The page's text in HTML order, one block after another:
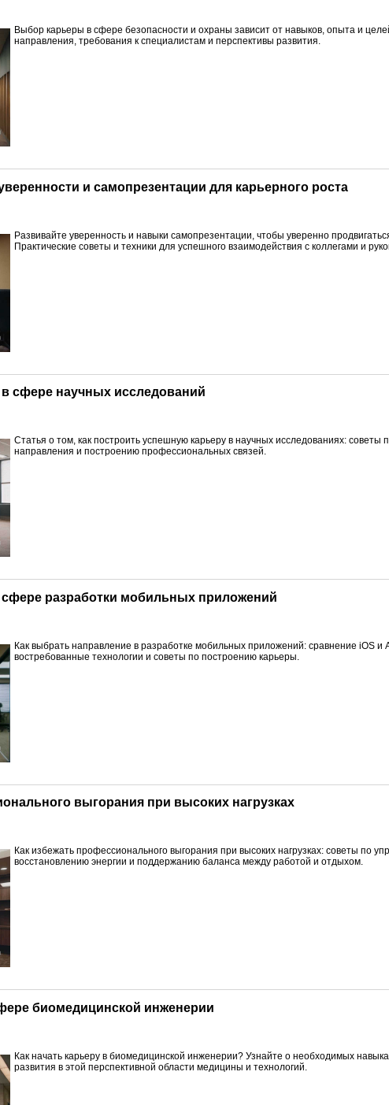
Выбор карьеры в сфере безопасности и охраны зависит от навыков, опыта и
направления, требования к специалистам и перспективы развития.
и самопрезентации для карьерного роста
Развивайте уверенность и навыки самопрезентации, чтобы уверенно
Практические советы и техники для успешного взаимодействия с коллегами и
в сфере научных исследований
Статья о том, как построить успешную карьеру в научных исследованиях: советы
направления и построению профессиональных связей.
сфере разработки мобильных приложений
Как выбрать направление в разработке мобильных приложений: сравнение iOS и
востребованные технологии и советы по построению карьеры.
выгорания при высоких нагрузках
Как избежать профессионального выгорания при высоких нагрузках: советы по
восстановлению энергии и поддержанию баланса между работой и отдыхом.
биомедицинской инженерии
Как начать карьеру в биомедицинской инженерии? Узнайте о необходимых
развития в этой перспективной области медицины и технологий.